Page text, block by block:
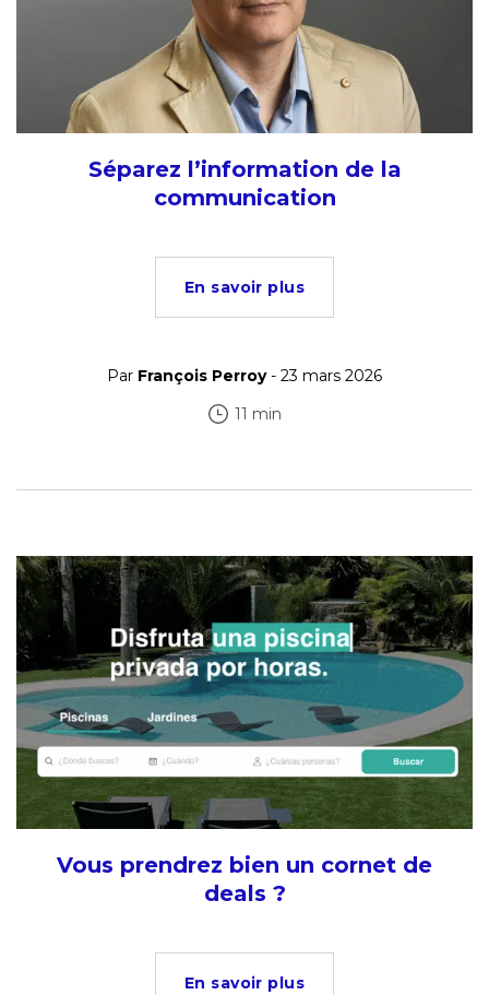
Séparez l’information de la
communication
En savoir plus
Par François Perroy- 23 mars 2026
11 min
Vous prendrez bien un cornet de
deals ?
En savoir plus